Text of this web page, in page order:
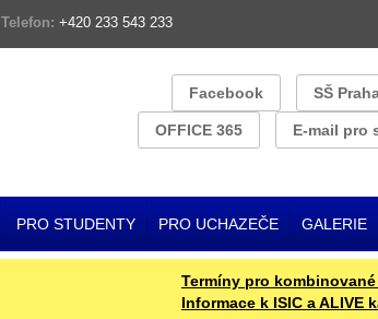
Telefon: +420 233 543 233
Facebook SŠ
OFFICE 365 E-mail pro
PRO STUDENTY PRO UCHAZEČE GALERIE
Termíny pro kombinované
Informace k ISIC a ALIVE kartě